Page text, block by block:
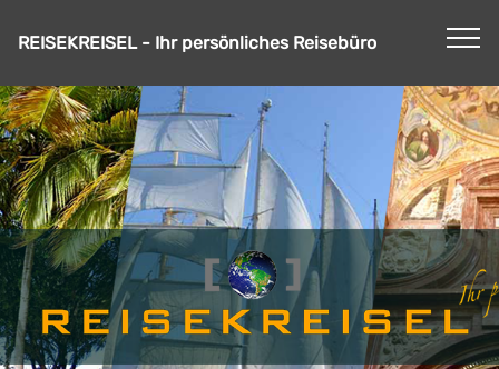
REISEKREISEL - Ihr persönliches Reisebüro